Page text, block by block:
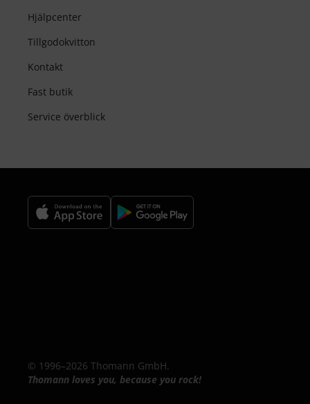
Hjälpcenter
Tillgodokvitton
Kontakt
Fast butik
Service överblick
© 1996–2026 Thomann GmbH.
Thomann loves you, because you rock!